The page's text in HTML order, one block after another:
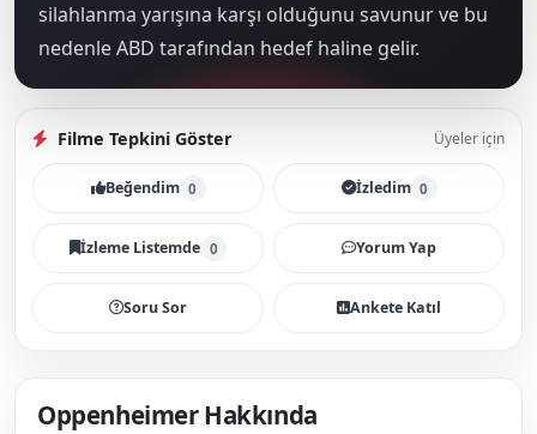
silahlanma yarışına karşı olduğunu savunur ve bu
nedenle ABD tarafından hedef haline gelir.
Filme Tepkini Göster Üyeler için
Beğendim 0 İzledim 0
İzleme Listemde 0 Yorum Yap
Soru Sor Ankete Katıl
Oppenheimer Hakkında